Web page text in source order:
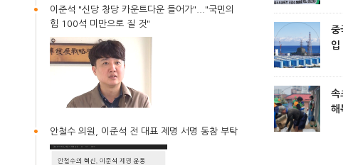
염
요
중
입
속
해
이준석 "신당 창당 카운트다운 들어가"..."국민의
힘 100석 미만으로 질 것"
안철수 의원, 이준석 전 대표 제명 서명 동참 부탁